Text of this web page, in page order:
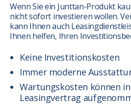
Wenn Sie ein Junttan-Produkt
nicht sofort investieren wollen.
kann Ihnen auch
Ihnen helfen, Ihren
Keine Investitionskosten
Immer moderne
Wartungskosten können
Leasingvertrag